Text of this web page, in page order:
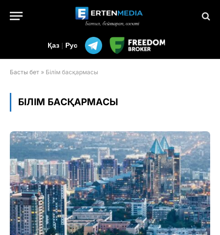
Қаз | Рус
Басты бет » Білім басқармасы
БІЛІМ БАСҚАРМАСЫ